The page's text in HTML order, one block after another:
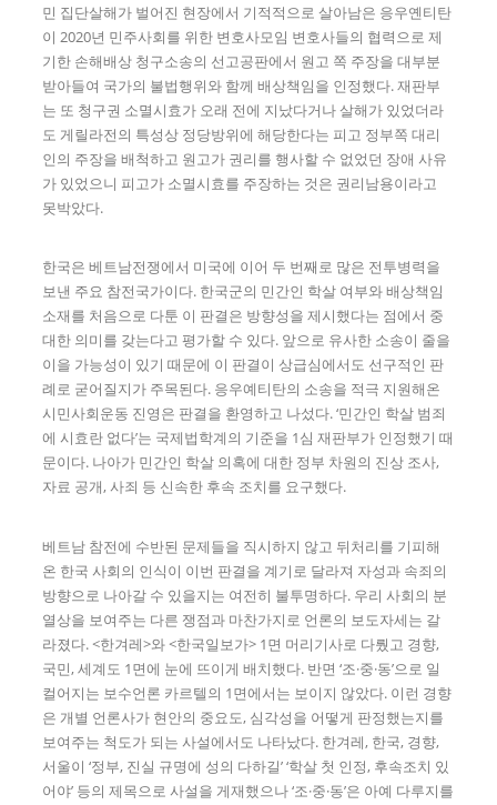
민 집단살해가 벌어진 현장에서 기적적으로 살아남은 응우옌티탄
이 2020년 민주사회를 위한 변호사모임 변호사들의 협력으로 제
기한 손해배상 청구소송의 선고공판에서 원고 쪽 주장을 대부분
받아들여 국가의 불법행위와 함께 배상책임을 인정했다. 재판부
는 또 청구권 소멸시효가 오래 전에 지났다거나 살해가 있었더라
도 게릴라전의 특성상 정당방위에 해당한다는 피고 정부쪽 대리
인의 주장을 배척하고 원고가 권리를 행사할 수 없었던 장애 사유
가 있었으니 피고가 소멸시효를 주장하는 것은 권리남용이라고
못박았다.
한국은 베트남전쟁에서 미국에 이어 두 번째로 많은 전투병력을
보낸 주요 참전국가이다. 한국군의 민간인 학살 여부와 배상책임
소재를 처음으로 다툰 이 판결은 방향성을 제시했다는 점에서 중
대한 의미를 갖는다고 평가할 수 있다. 앞으로 유사한 소송이 줄을
이을 가능성이 있기 때문에 이 판결이 상급심에서도 선구적인 판
례로 굳어질지가 주목된다. 응우예티탄의 소송을 적극 지원해온
시민사회운동 진영은 판결을 환영하고 나섰다. ‘민간인 학살 범죄
에 시효란 없다’는 국제법학계의 기준을 1심 재판부가 인정했기 때
문이다. 나아가 민간인 학살 의혹에 대한 정부 차원의 진상 조사,
자료 공개, 사죄 등 신속한 후속 조치를 요구했다.
베트남 참전에 수반된 문제들을 직시하지 않고 뒤처리를 기피해
온 한국 사회의 인식이 이번 판결을 계기로 달라져 자성과 속죄의
방향으로 나아갈 수 있을지는 여전히 불투명하다. 우리 사회의 분
열상을 보여주는 다른 쟁점과 마찬가지로 언론의 보도자세는 갈
라졌다. <한겨레>와 <한국일보가> 1면 머리기사로 다뤘고 경향,
국민, 세계도 1면에 눈에 뜨이게 배치했다. 반면 ‘조·중·동’으로 일
컬어지는 보수언론 카르텔의 1면에서는 보이지 않았다. 이런 경향
은 개별 언론사가 현안의 중요도, 심각성을 어떻게 판정했는지를
보여주는 척도가 되는 사설에서도 나타났다. 한겨레, 한국, 경향,
서울이 ‘정부, 진실 규명에 성의 다하길’ ‘학살 첫 인정, 후속조치 있
어야’ 등의 제목으로 사설을 게재했으나 ‘조·중·동’은 아예 다루지를